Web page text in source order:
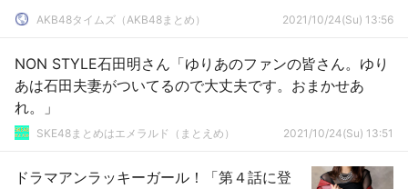
AKB48タイムズ（AKB48まとめ） 2021/10/24(Su) 13:56
NON STYLE石田明さん「ゆりあのファンの皆さん。ゆり
あは石田夫妻がついてるので大丈夫です。おまかせあ
れ。」
SKE48まとめはエメラルド（まとえめ） 2021/10/24(Su) 13:51
ドラマアンラッキーガール！「第４話に登